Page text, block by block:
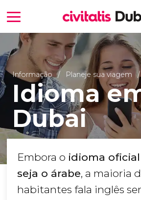
Informação Planeje sua viagem
Idioma
Dubai
Embora o idioma
seja o árabe, a maioria
habitantes fala inglês